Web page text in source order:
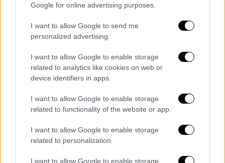
Google for online advertising purposes.
I want to allow Google to send me
personalized advertising.
I want to allow Google to enable storage
related to analytics like cookies on web or
device identifiers in apps.
I want to allow Google to enable storage
related to functionality of the website or app.
I want to allow Google to enable storage
related to personalization.
I want to allow Google to enable storage
Σε έρευνα μάλιστα που πραγματοποιήθηκε
στο δωμάτιο του φερόμενου ως δράστη
βρέθηκαν τα κλειδιά του δωματίου της
κοπέλας και ένα χάπι το οποίο ενισχύει τη
στυτική λειτουργία, σύμφωνα με το
thesstoday.gr. Στον εισαγγελέα όπου
σύμφωνα με πληροφορίες ότι βρέθηκε με
την κοπέλα με τη συναίνεσή της. Μετά την
απολογία του με κοινή απόφαση εισαγγελέα
και ανακρίτριας αφέθηκε ελεύθερος με